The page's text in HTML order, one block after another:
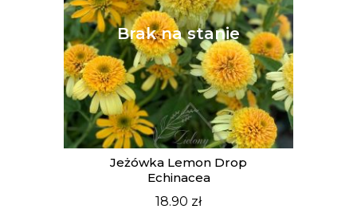
Jeżówka Lemon Drop
Echinacea
18.90 zł